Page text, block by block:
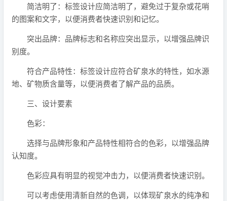
简洁明了：标签设计应简洁明了，避免过于复杂或花哨
的图案和文字，以便消费者快速识别和记忆。
突出品牌：品牌标志和名称应突出显示，以增强品牌识
别度。
符合产品特性：标签设计应符合矿泉水的特性，如水源
地、矿物质含量等，以便消费者了解产品的品质。
三、设计要素
色彩：
选择与品牌形象和产品特性相符合的色彩，以增强品牌
认知度。
色彩应具有明显的视觉冲击力，以便消费者快速识别。
可以考虑使用清新自然的色调，以体现矿泉水的纯净和